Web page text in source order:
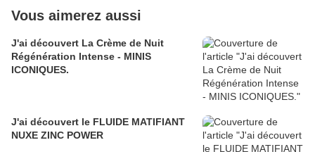
Vous aimerez aussi
J'ai découvert La Crème de Nuit
Régénération Intense - MINIS
ICONIQUES.
J'ai découvert le FLUIDE MATIFIANT
NUXE ZINC POWER